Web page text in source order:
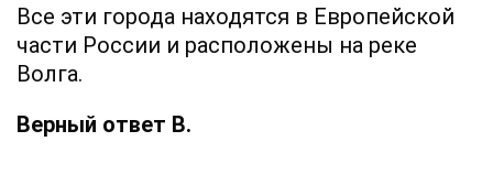
Все эти города находятся в Европейской
части России и расположены на реке
Волга.
Верный ответ В.